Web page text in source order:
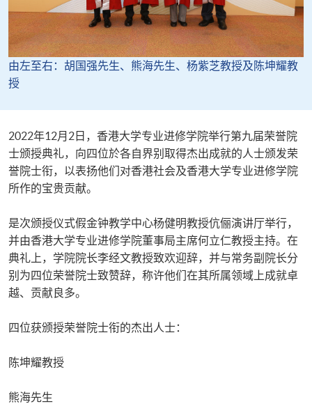
由左至右：胡国强先生、熊海先生、杨紫芝教授及陈坤耀教
授
2022年12月2日，香港大学专业进修学院举行第九届荣誉院
士颁授典礼，向四位於各自界别取得杰出成就的人士颁发荣
誉院士衔，以表扬他们对香港社会及香港大学专业进修学院
所作的宝贵贡献。
是次颁授仪式假金钟教学中心杨健明教授伉俪演讲厅举行，
并由香港大学专业进修学院董事局主席何立仁教授主持。在
典礼上，学院院长李经文教授致欢迎辞，并与常务副院长分
别为四位荣誉院士致赞辞，称许他们在其所属领域上成就卓
越、贡献良多。
四位获颁授荣誉院士衔的杰出人士：
陈坤耀教授
熊海先生